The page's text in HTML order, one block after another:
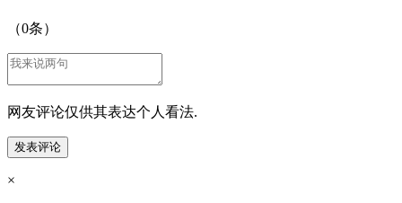
（0条）
网友评论仅供其表达个人看法.
×